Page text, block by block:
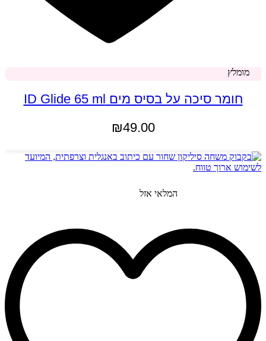
מומלץ
חומר סיכה על בסיס מים ID Glide 65 ml
₪49.00
המלאי אזל